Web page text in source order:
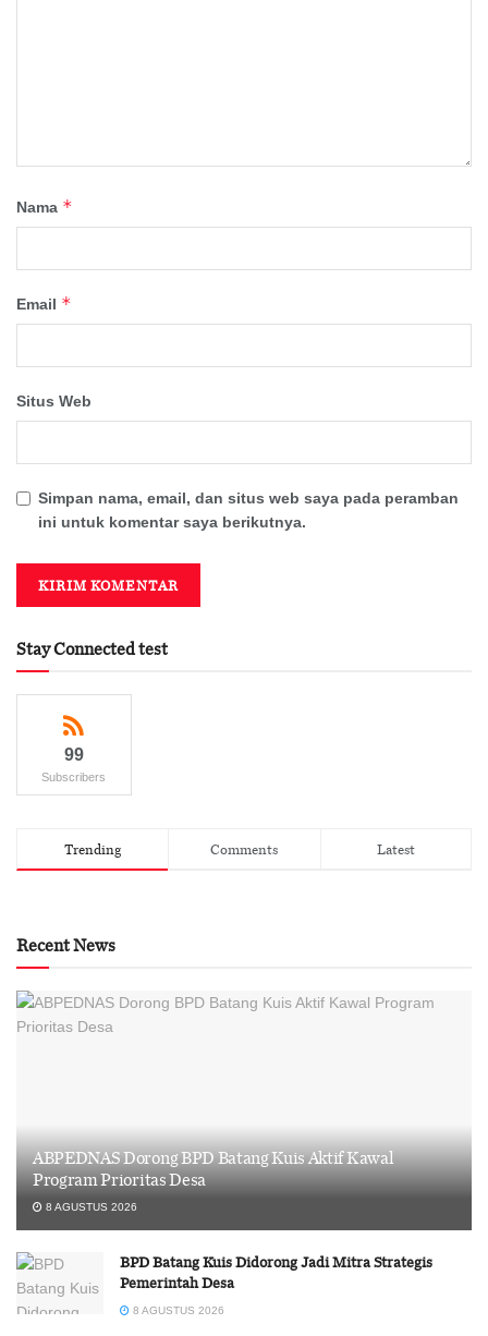
Nama *
Email *
Situs Web
Simpan nama, email, dan situs web saya pada peramban
ini untuk komentar saya berikutnya.
Stay Connected test
99
Subscribers
Trending Comments Latest
Recent News
ABPEDNAS Dorong BPD Batang Kuis Aktif Kawal
Program Prioritas Desa
8 AGUSTUS 2026
BPD Batang Kuis Didorong Jadi Mitra Strategis
Pemerintah Desa
8 AGUSTUS 2026